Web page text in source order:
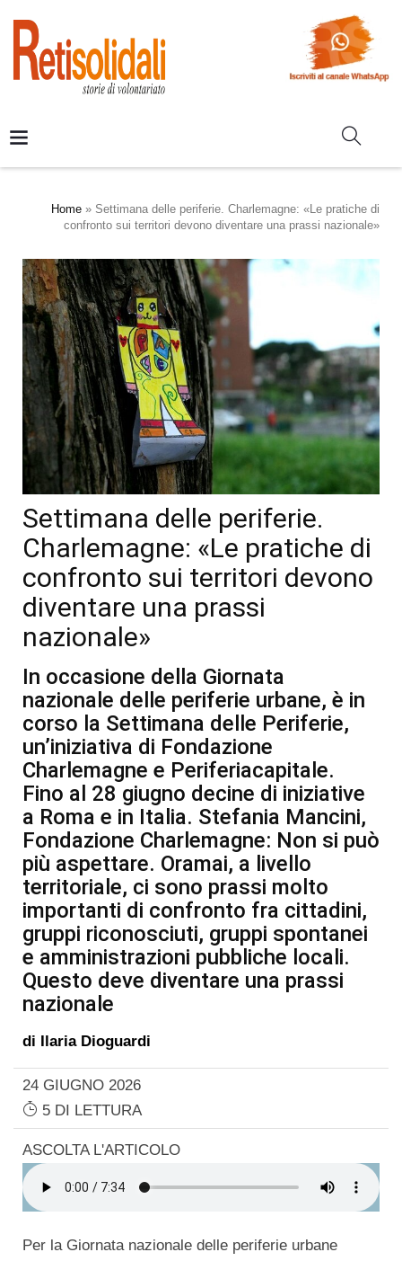
Home » Settimana delle periferie. Charlemagne: «Le pratiche di
confronto sui territori devono diventare una prassi nazionale»
Settimana delle periferie.
Charlemagne: «Le pratiche di
confronto sui territori devono
diventare una prassi
nazionale»
In occasione della Giornata
nazionale delle periferie urbane, è in
corso la Settimana delle Periferie,
un’iniziativa di Fondazione
Charlemagne e Periferiacapitale.
Fino al 28 giugno decine di iniziative
a Roma e in Italia. Stefania Mancini,
Fondazione Charlemagne: Non si può
più aspettare. Oramai, a livello
territoriale, ci sono prassi molto
importanti di confronto fra cittadini,
gruppi riconosciuti, gruppi spontanei
e amministrazioni pubbliche locali.
Questo deve diventare una prassi
nazionale
di Ilaria Dioguardi
24 GIUGNO 2026
5 DI LETTURA
ASCOLTA L'ARTICOLO
Per la Giornata nazionale delle periferie urbane